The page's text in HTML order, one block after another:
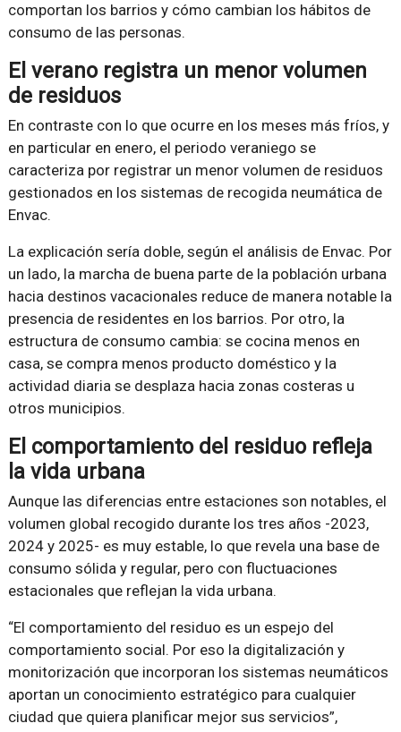
comportan los barrios y cómo cambian los hábitos de
consumo de las personas.
El verano registra un menor volumen
de residuos
En contraste con lo que ocurre en los meses más fríos, y
en particular en enero, el periodo veraniego se
caracteriza por registrar un menor volumen de residuos
gestionados en los sistemas de recogida neumática de
Envac.
La explicación sería doble, según el análisis de Envac. Por
un lado, la marcha de buena parte de la población urbana
hacia destinos vacacionales reduce de manera notable la
presencia de residentes en los barrios. Por otro, la
estructura de consumo cambia: se cocina menos en
casa, se compra menos producto doméstico y la
actividad diaria se desplaza hacia zonas costeras u
otros municipios.
El comportamiento del residuo refleja
la vida urbana
Aunque las diferencias entre estaciones son notables, el
volumen global recogido durante los tres años -2023,
2024 y 2025- es muy estable, lo que revela una base de
consumo sólida y regular, pero con fluctuaciones
estacionales que reflejan la vida urbana.
“El comportamiento del residuo es un espejo del
comportamiento social. Por eso la digitalización y
monitorización que incorporan los sistemas neumáticos
aportan un conocimiento estratégico para cualquier
ciudad que quiera planificar mejor sus servicios”,